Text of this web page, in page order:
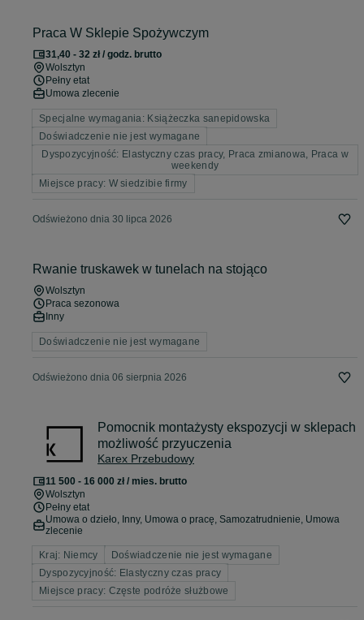
Praca W Sklepie Spożywczym
31,40 - 32 zł / godz. brutto
Wolsztyn
Pełny etat
Umowa zlecenie
Specjalne wymagania: Książeczka sanepidowska
Doświadczenie nie jest wymagane
Dyspozycyjność: Elastyczny czas pracy, Praca zmianowa, Praca w
weekendy
Miejsce pracy: W siedzibie firmy
Odświeżono dnia 30 lipca 2026
Rwanie truskawek w tunelach na stojąco
Wolsztyn
Praca sezonowa
Inny
Doświadczenie nie jest wymagane
Odświeżono dnia 06 sierpnia 2026
Pomocnik montażysty ekspozycji w sklepach
możliwość przyuczenia
Karex Przebudowy
11 500 - 16 000 zł / mies. brutto
Wolsztyn
Pełny etat
Umowa o dzieło, Inny, Umowa o pracę, Samozatrudnienie, Umowa
zlecenie
Kraj: Niemcy
Doświadczenie nie jest wymagane
Dyspozycyjność: Elastyczny czas pracy
Miejsce pracy: Częste podróże służbowe